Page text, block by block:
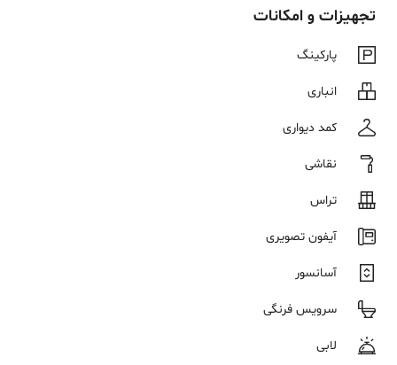
تجهیزات و امکانات
پارکینگ
انباری
کمد دیواری
نقاشی
تراس
آیفون تصویری
آسانسور
سرویس فرنگی
لابی